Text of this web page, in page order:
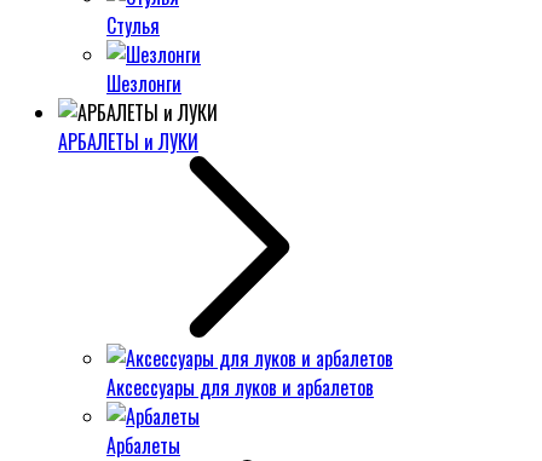
Стулья
Шезлонги
АРБАЛЕТЫ и ЛУКИ
Аксессуары для луков и арбалетов
Арбалеты